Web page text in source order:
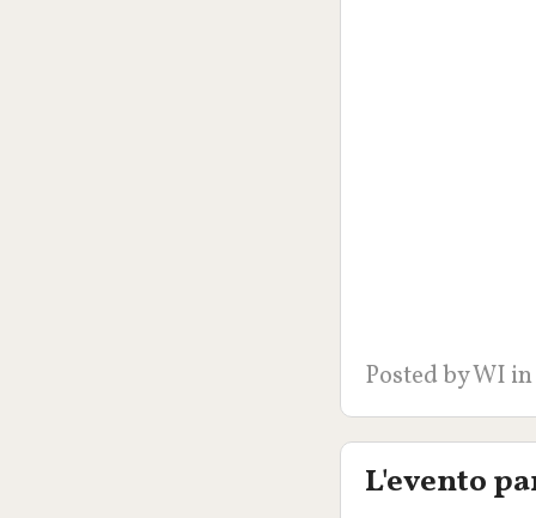
Posted byWI
L'evento